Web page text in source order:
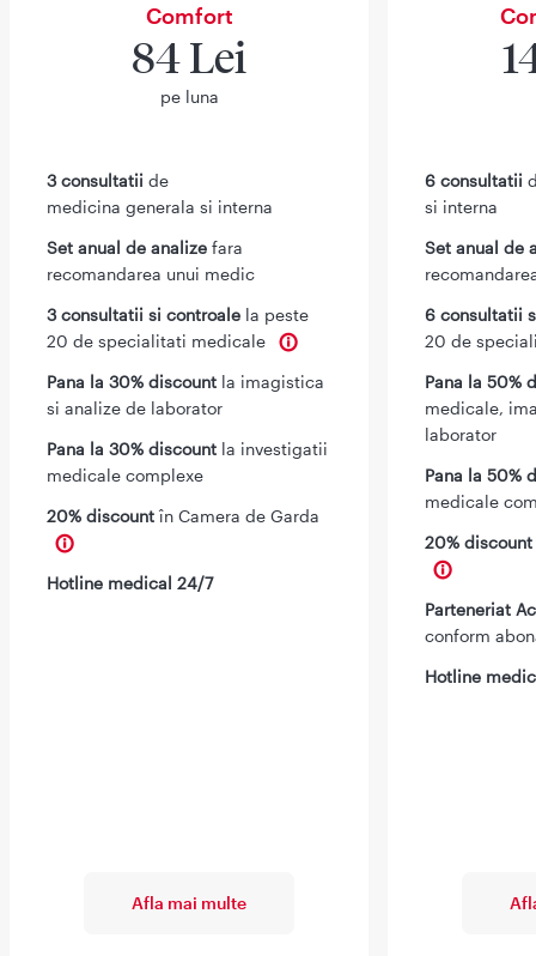
Comfort
84 Lei
pe luna
3 consultatii de
medicina generala si interna
Set anual de analize fara
recomandarea unui medic
3 consultatii si controale la peste
20 de specialitati medicale
Pana la 30% discount la imagistica
si analize de laborator
Pana la 30% discount la investigatii
medicale complexe
20% discount în Camera de Garda
Hotline medical 24/7
Afla mai multe
6 consultatii
si interna
Set anual de
6 consultatii
20 de
Pana la 50%
medicale,
laborator
Pana la 50%
medicale
20%
Parteneriat
conform
Hotline